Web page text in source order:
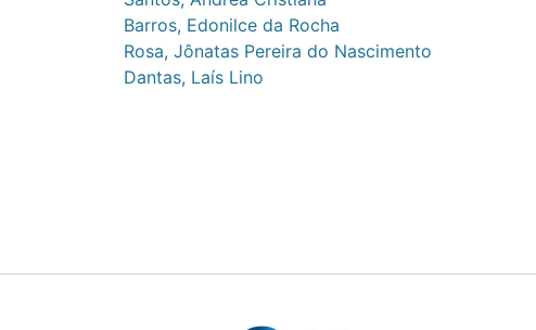
Barros, Edonilce da Rocha
Rosa, Jônatas Pereira do Nascimento
Dantas, Laís Lino